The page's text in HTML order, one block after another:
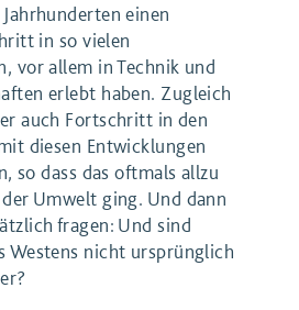
einen
in so vielen
vor allem in Technik und
erlebt haben. Zugleich
auch Fortschritt in den
diesen Entwicklungen
so dass das oftmals allzu
Umwelt ging. Und dann
fragen: Und sind
Westens nicht ursprünglich